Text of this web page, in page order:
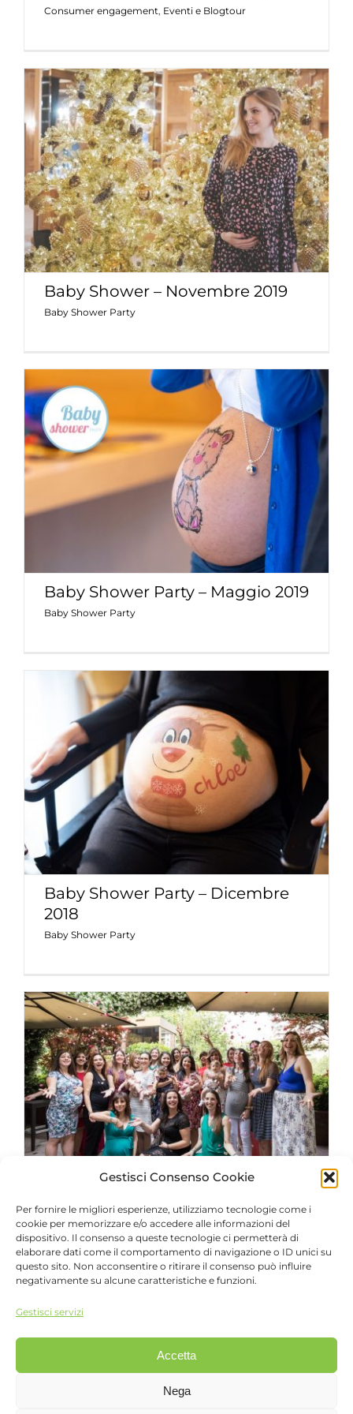
Gestisci Consenso Cookie
Per fornire le migliori esperienze, utilizziamo tecnologie come i
cookie per memorizzare e/o accedere alle informazioni del
dispositivo. Il consenso a queste tecnologie ci permetterà di
elaborare dati come il comportamento di navigazione o ID unici su
questo sito. Non acconsentire o ritirare il consenso può influire
negativamente su alcune caratteristiche e funzioni.
Gestisci servizi
Accetta
Nega
Consumer engagement, Eventi e Blogtour
Baby Shower – Novembre 2019
Baby Shower Party
Baby Shower – Novembre 2019
Baby Shower Party
Baby Shower Party – Maggio 2019
Baby Shower Party
Baby Shower Party – Maggio 2019
Baby Shower Party
Baby Shower Party – Dicembre 2018
Baby Shower Party
Baby Shower Party – Dicembre
2018
Baby Shower Party
Baby Shower Party – Maggio 2018
Baby Shower Party
Baby Shower Party – Maggio
2018
Baby Shower Party
2026 FattoreDigital Srl
FattoreMamma è una divisione diFattoreDigital Srl,
Viale Monza, 12 - 20127 Milano - Tel 02.26882222 - P.IVA